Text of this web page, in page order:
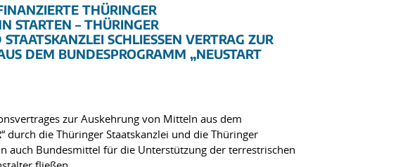
THÜRINGER
STARTEN – THÜRINGER
SCHLIESSEN VERTRAG ZUR A
DEM BUNDESPROGRAMM „NEUSTART K
zur Auskehrung von Mitteln aus dem
durch die Thüringer Staatskanzlei und die Thüringer
auch Bundesmittel für die Unterstützung der terrestrischen